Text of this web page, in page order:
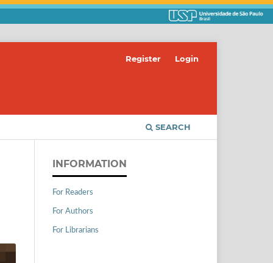
SEARCH
Register Login
INFORMATION
For Readers
For Authors
For Librarians